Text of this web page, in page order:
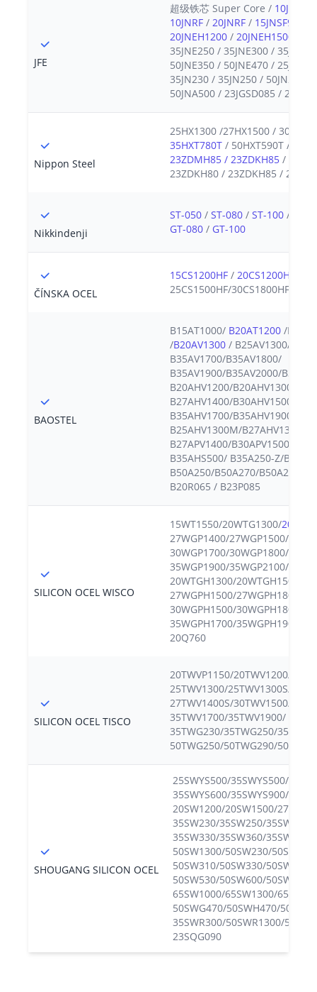
JFE
超级铁芯 Super Core /
10JNRF / 20JNRF / 15JNSF950
20JNEH1200 / 20JNEH1500
35JNE250 / 35JNE300 /
50JNE350 / 50JNE470 /
35JN230 / 35JN250 / 50JN230 /
50JNA500 / 23JGSD085 /
Nippon Steel
25HX1300 /27HX1500 /
35HXT780T / 50HXT590T /
23ZDMH85 / 23ZDKH85 /
23ZDKH80 / 23ZDKH85 /
Nikkindenji
ST-050 / ST-080 / ST-100 /
GT-080 / GT-100
ČÍNSKA OCEL
15CS1200HF / 20CS1200HF
25CS1500HF/30CS1800HF
BAOSTEL
B15AT1000/ B20AT1200 /
/B20AV1300 / B25AV1300/
B35AV1700/B35AV1800/
B35AV1900/B35AV2000/
B20AHV1200/B20AHV1300/
B27AHV1400/B30AHV1500/
B35AHV1700/B35AHV1900/
B25AHV1300M/B27AHV1300M/
B27APV1400/B30APV1500/
B35AHS500/ B35A250-Z/
B50A250/B50A270/B50A290/
B20R065 / B23P085
SILICON OCEL WISCO
15WT1550/20WTG1300/
27WGP1400/27WGP1500/
30WGP1700/30WGP1800/
35WGP1900/35WGP2100/
20WTGH1300/20WTGH1500/
27WGPH1500/27WGPH1800/
30WGPH1500/30WGPH1800/
35WGPH1700/35WGPH1900/
20Q760
SILICON OCEL TISCO
20TWVP1150/20TWV1200/
25TWV1300/25TWV1300S/
27TWV1400S/30TWV1500/
35TWV1700/35TWV1900/
35TWG230/35TWG250/
50TWG250/50TWG290/
SHOUGANG SILICON OCEL
25SWYS500/35SWYS500/
35SWYS600/35SWYS900/
20SW1200/20SW1500/
35SW230/35SW250/35SW270/
35SW330/35SW360/35SW400/
50SW1300/50SW230/
50SW310/50SW330/
50SW530/50SW600/
65SW1000/65SW1300/
50SWG470/50SWH470/
35SWR300/50SWR1300/
23SQG090